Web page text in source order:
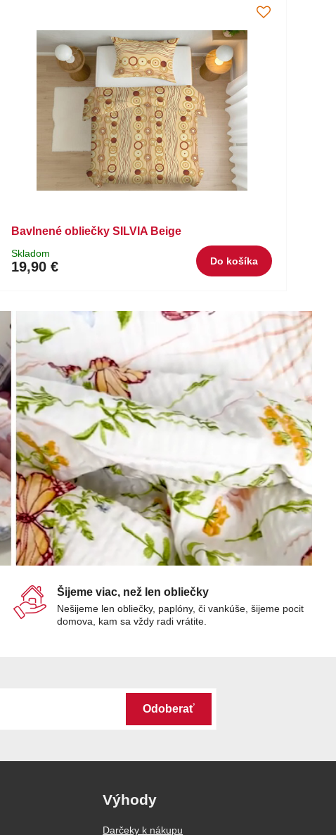
Bavlnené obliečky SILVIA Beige
Skladom
19,90 € Do košíka
Šijeme viac, než len obliečky
Nešijeme len obliečky, paplóny, či vankúše, šijeme pocit
domova, kam sa vždy radi vrátite.
Odoberať
Výhody
Darčeky k nákupu